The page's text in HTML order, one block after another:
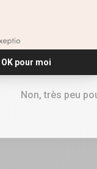
HEURE
EN
10ML
RECEVOIR
Non, très peu